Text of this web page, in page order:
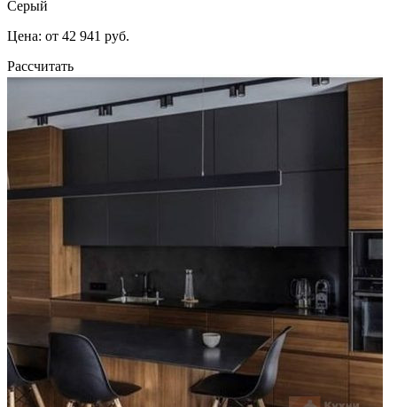
Серый
Цена: от 42 941 руб.
Рассчитать